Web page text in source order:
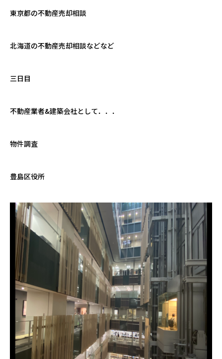
東京都の不動産売却相談
北海道の不動産売却相談などなど
三日目
不動産業者&建築会社として．．．
物件調査
豊島区役所